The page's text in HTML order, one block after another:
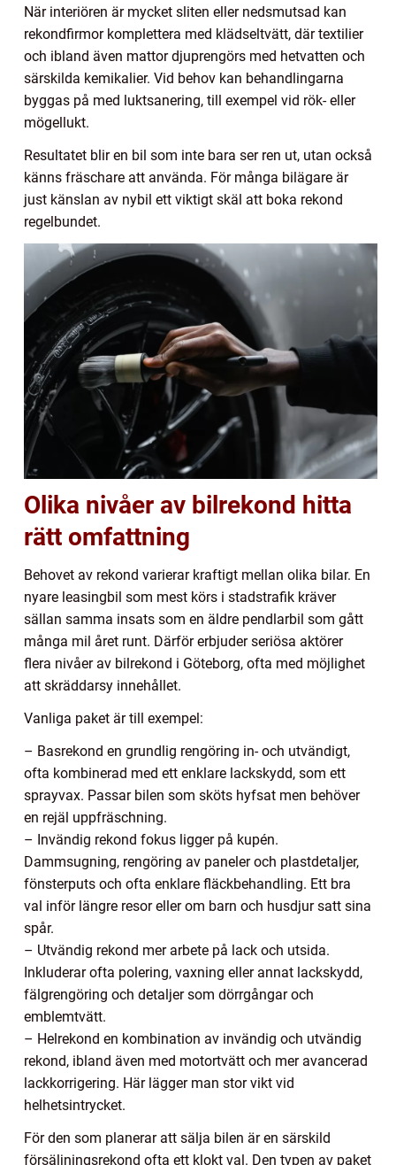
När interiören är mycket sliten eller nedsmutsad kan
rekondfirmor komplettera med klädseltvätt, där textilier
och ibland även mattor djuprengörs med hetvatten och
särskilda kemikalier. Vid behov kan behandlingarna
byggas på med luktsanering, till exempel vid rök- eller
mögellukt.
Resultatet blir en bil som inte bara ser ren ut, utan också
känns fräschare att använda. För många bilägare är
just känslan av nybil ett viktigt skäl att boka rekond
regelbundet.
Olika nivåer av bilrekond hitta
rätt omfattning
Behovet av rekond varierar kraftigt mellan olika bilar. En
nyare leasingbil som mest körs i stadstrafik kräver
sällan samma insats som en äldre pendlarbil som gått
många mil året runt. Därför erbjuder seriösa aktörer
flera nivåer av bilrekond i Göteborg, ofta med möjlighet
att skräddarsy innehållet.
Vanliga paket är till exempel:
– Basrekond en grundlig rengöring in- och utvändigt,
ofta kombinerad med ett enklare lackskydd, som ett
sprayvax. Passar bilen som sköts hyfsat men behöver
en rejäl uppfräschning.
– Invändig rekond fokus ligger på kupén.
Dammsugning, rengöring av paneler och plastdetaljer,
fönsterputs och ofta enklare fläckbehandling. Ett bra
val inför längre resor eller om barn och husdjur satt sina
spår.
– Utvändig rekond mer arbete på lack och utsida.
Inkluderar ofta polering, vaxning eller annat lackskydd,
fälgrengöring och detaljer som dörrgångar och
emblemtvätt.
– Helrekond en kombination av invändig och utvändig
rekond, ibland även med motortvätt och mer avancerad
lackkorrigering. Här lägger man stor vikt vid
helhetsintrycket.
För den som planerar att sälja bilen är en särskild
försäljningsrekond ofta ett klokt val. Den typen av paket